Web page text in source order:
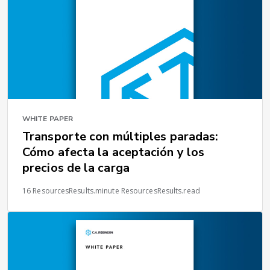
WHITE PAPER
Transporte con múltiples paradas:
Cómo afecta la aceptación y los
precios de la carga
16 ResourcesResults.minute ResourcesResults.read